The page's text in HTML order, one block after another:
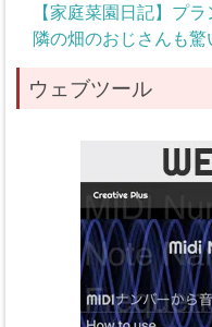
【家庭菜園日記】プ
隣の畑のおじさんも
ウェブツール